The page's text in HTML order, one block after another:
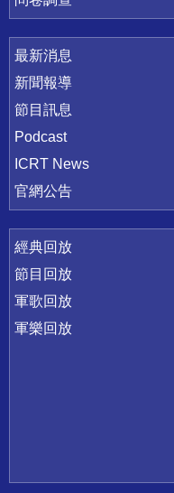
最新消息
新聞報導
節目訊息
Podcast
ICRT News
官網公告
經典回放
節目回放
軍歌回放
軍樂回放